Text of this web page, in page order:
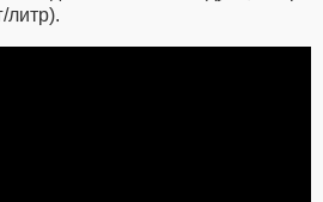
литр).